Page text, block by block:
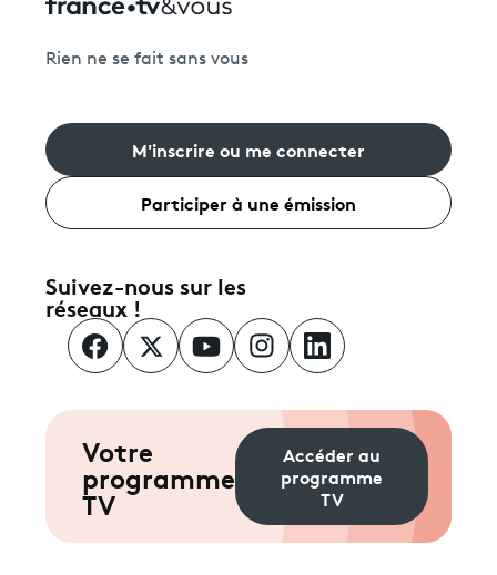
Rien ne se fait sans vous
M'inscrire ou me connecter
Participer à une émission
Suivez-nous sur les
réseaux !
Votre
programme
TV
Accéder au
programme
TV